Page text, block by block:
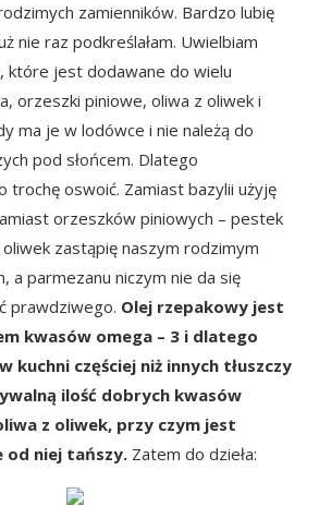
zamienników. Bardzo lubię
nie raz podkreślałam. Uwielbiam
które jest dodawane do wielu
orzeszki piniowe, oliwa z oliwek i
ma je w lodówce i nie należą do
pod słońcem. Dlatego
trochę oswoić. Zamiast bazylii użyję
orzeszków piniowych – pestek
oliwek zastąpię naszym rodzimym
a parmezanu niczym nie da się
prawdziwego. Olej rzepakowy jest
kwasów omega – 3 i dlatego
kuchni częściej niż innych tłuszczy
ilość dobrych kwasów
z oliwek, przy czym jest
od niej tańszy. Zatem do dzieła: